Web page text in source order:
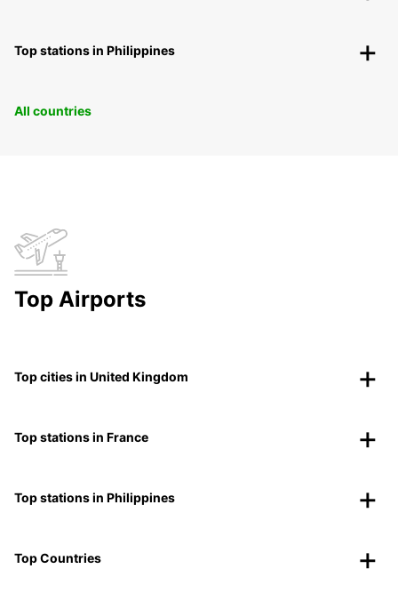
Top stations in Philippines
All countries
Top Airports
Top cities in United Kingdom
Top stations in France
Top stations in Philippines
Top Countries